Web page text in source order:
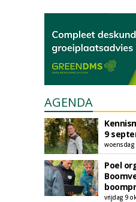
AGENDA
9
woensdag
Poel
vrijdag 9